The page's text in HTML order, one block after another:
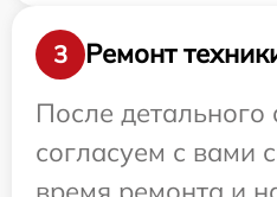
3
Ремонт
После
согласуем с вами